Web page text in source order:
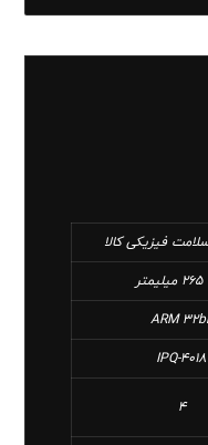
فیزیکی کالا
ARM
IPQ-4018
4